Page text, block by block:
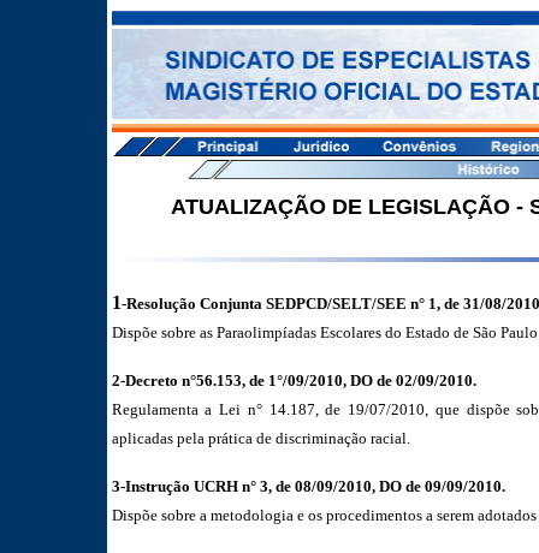
ATUALIZAÇÃO DE LEGISLAÇÃO -
1-Resolução Conjunta SEDPCD/SELT/SEE n° 1, de 31/08/
Dispõe sobre as Paraolimpíadas Escolares do Estado de São
2-Decreto n°56.153, de 1°/09/2010, DO de 02/09/2010.
Regulamenta a Lei n° 14.187, de 19/07/2010, que dispõe
aplicadas pela prática de discriminação racial.
3-Instrução UCRH n° 3, de 08/09/2010, DO de 09/09/2010.
Dispõe sobre a metodologia e os procedimentos a serem